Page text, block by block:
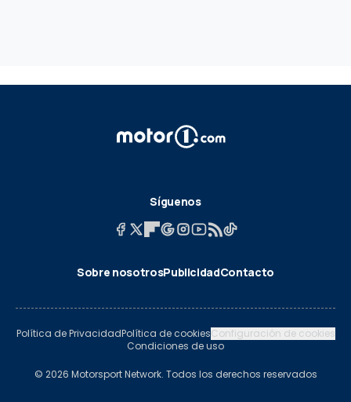
Síguenos
Sobre nosotrosPublicidadContacto
Política de PrivacidadPolítica de cookiesConfiguración de cookies
Condiciones de uso
© 2026 Motorsport Network. Todos los derechos reservados